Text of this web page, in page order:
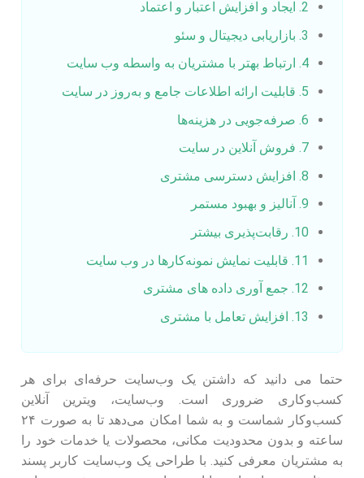
2. ایجاد و افزایش اعتبار و اعتماد
3. بازاریابی دیجیتال و سئو
4. ارتباط بهتر با مشتریان به واسطه وب سایت
5. قابلیت ارائه اطلاعات جامع و به‌روز در سایت
6. صرفه‌جویی در هزینه‌ها
7. فروش آنلاین در سایت
8. افزایش دسترسی مشتری
9. آنالیز و بهبود مستمر
10. رقابت‌پذیری بیشتر
11. قابلیت نمایش نمونه‌کارها در وب سایت
12. جمع آوری داده های مشتری
13. افزایش تعامل با مشتری
حتما می دانید که داشتن یک وب‌سایت حرفه‌ای برای هر
کسب‌وکاری ضروری است. وب‌سایت، ویترین آنلاین
کسب‌وکار شماست و به شما امکان می‌دهد تا به صورت ۲۴
ساعته و بدون محدودیت مکانی، محصولات یا خدمات خود را
به مشتریان معرفی کنید. با طراحی یک وب‌سایت کاربر پسند